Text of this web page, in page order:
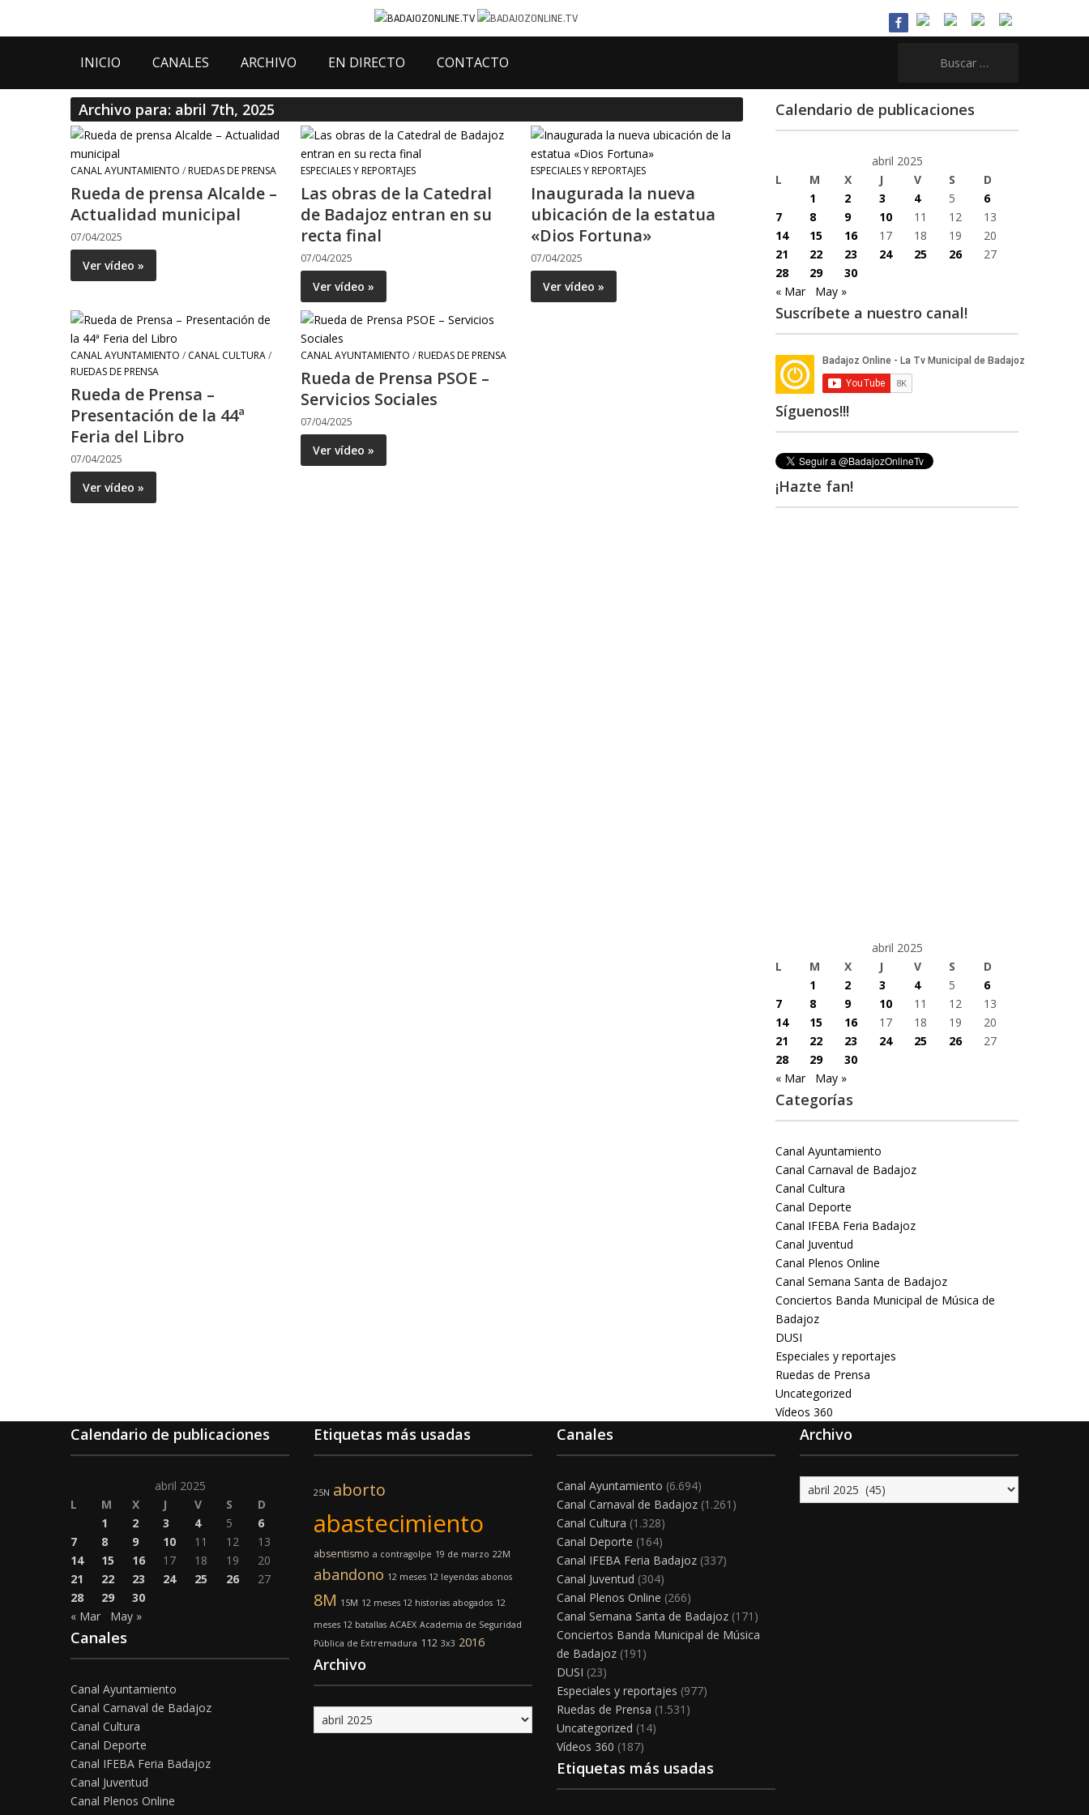
INICIO CANALES ARCHIVO EN DIRECTO CONTACTO
Archivo para: abril 7th, 2025
CANAL AYUNTAMIENTO /RUEDAS DE PRENSA
Rueda de prensa Alcalde –
Actualidad municipal
07/04/2025
Ver vídeo »
ESPECIALES Y REPORTAJES
Las obras de la Catedral
de Badajoz entran en su
recta final
07/04/2025
Ver vídeo »
ESPECIALES Y REPORTAJES
Inaugurada la nueva
ubicación de la estatua
«Dios Fortuna»
07/04/2025
Ver vídeo »
CANAL AYUNTAMIENTO / CANAL CULTURA/
RUEDAS DE PRENSA
Rueda de Prensa –
Presentación de la 44ª
Feria del Libro
07/04/2025
Ver vídeo »
CANAL AYUNTAMIENTO /RUEDAS DE PRENSA
Rueda de Prensa PSOE –
Servicios Sociales
07/04/2025
Ver vídeo »
Calendario de publicaciones
abril 2025
L
M X J V S
D
1
2 3 4 5
6
7
8 9 10 11 12
13
14
15 16 17 18 19
20
21
22 23 24 25 26
27
28
29
30
« Mar
May »
Suscríbete a nuestro canal!
Síguenos!!!
¡Hazte fan!
abril 2025
L
M X J V S
D
1
2 3 4 5
6
7
8 9 10 11 12
13
14
15 16 17 18 19
20
21
22 23 24 25 26
27
28
29
30
« Mar
May »
Categorías
Canal Ayuntamiento
Canal Carnaval de Badajoz
Canal Cultura
Canal Deporte
Canal IFEBA Feria Badajoz
Canal Juventud
Canal Plenos Online
Canal Semana Santa de Badajoz
Conciertos Banda Municipal de Música de
Badajoz
DUSI
Especiales y reportajes
Ruedas de Prensa
Uncategorized
Vídeos 360
Calendario de publicaciones
abril 2025
L
M X J V S
D
1
2 3 4 5
6
7
8 9 10 11 12
13
14
15 16 17 18 19
20
21
22 23 24 25 26
27
28
29
30
« Mar
May »
Canales
Canal Ayuntamiento
Canal Carnaval de Badajoz
Canal Cultura
Canal Deporte
Canal IFEBA Feria Badajoz
Canal Juventud
Canal Plenos Online
Etiquetas más usadas
25N aborto
abastecimiento
absentismo a contragolpe 19 de marzo 22M
abandono 12 meses 12 leyendas abonos
8M 15M 12 meses 12 historias abogados 12
meses 12 batallas ACAEX Academia de Seguridad
Pública de Extremadura 112 3x3 2016
Archivo
Archivo
Canales
Canal Ayuntamiento (6.694)
Canal Carnaval de Badajoz (1.261)
Canal Cultura (1.328)
Canal Deporte (164)
Canal IFEBA Feria Badajoz (337)
Canal Juventud (304)
Canal Plenos Online (266)
Canal Semana Santa de Badajoz (171)
Conciertos Banda Municipal de Música
de Badajoz (191)
DUSI (23)
Especiales y reportajes (977)
Ruedas de Prensa (1.531)
Uncategorized (14)
Vídeos 360 (187)
Etiquetas más usadas
Archivo
Archivo